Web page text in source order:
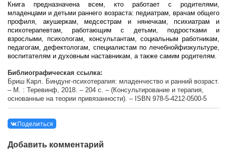
Книга предназначена всем, кто работает с родителями,
младенцами и детьми раннего возраста: педиатрам, врачам общего
профиля, акушеркам, медсест­рам и нянечкам, психиатрам и
психотерапевтам, работающим с детьми, подростками и
взрослыми, психологам, консультантам, социальным работникам,
педагогам, дефектологам, специалистам по лечебноифизкультуре,
воспитателям и духовным наставникам, а также самим родителям.
Библиографическая ссылка:
Бриш Карл. Биндунг-психотерапия: младенчество и ранний возраст.
– М. : Теревинф, 2018. – 204 с. – (Консультирование и терапия,
основанные на теории привязанности). – ISBN 978-5-4212-0500-5
Поделиться
Добавить комментарий